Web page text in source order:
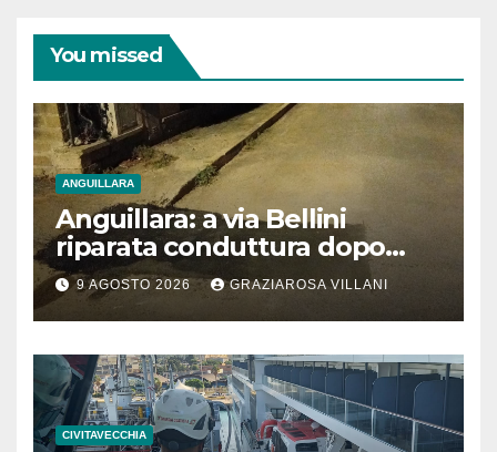
You missed
ANGUILLARA
Anguillara: a via Bellini
riparata conduttura dopo
segnalazione IdD
9 AGOSTO 2026 GRAZIAROSA VILLANI
CIVITAVECCHIA